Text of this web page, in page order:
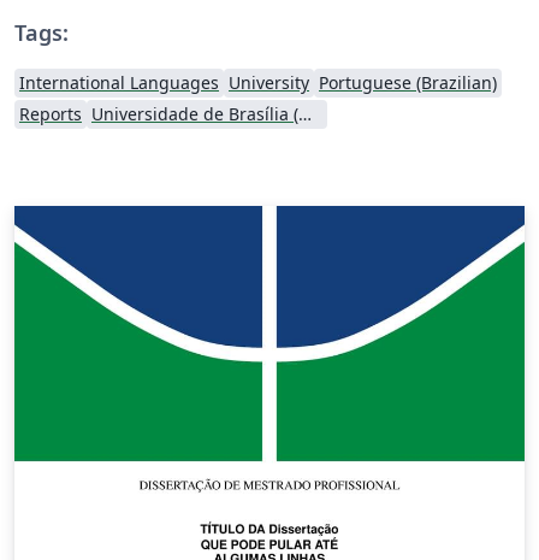
Tags:
International Languages University Portuguese (Brazilian)
Reports
Universidade de Brasília (UnB)